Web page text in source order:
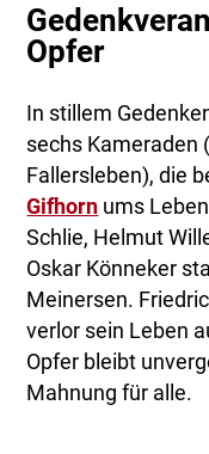
Opfer
In stillem
sechs Kameraden
Fallersleben), die
Gifhorn ums
Schlie, Helmut
Oskar Könneker
Meinersen.
verlor sein Leben
Opfer bleibt
Mahnung für alle.